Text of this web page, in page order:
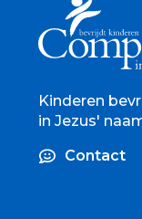
Kinderen
in Jezus'
Contact